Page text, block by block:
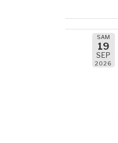
SAM
19
SEP
2026